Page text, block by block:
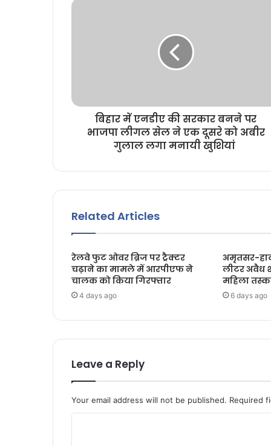
बिहार में एनडीए की सरकार बनने पर
भाजपा लीगल सेल ने एक दूसरे को अबीर
गुलाल लगा मनायी खुशियां
Related Articles
रेलवे फुट ओवर ब्रिज पर ट्रैक्टर
चढ़ाने का मामले में आरपीएफ ने
चालक को किया गिरफ्तार
4 days ago
अमृतसर-
लीटर अवैध
महिला
6 days ago
Leave a Reply
Your email address will not be published. Required